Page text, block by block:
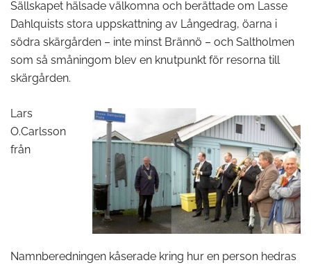
Sällskapet hälsade välkomna och berättade om Lasse
Dahlquists stora uppskattning av Långedrag, öarna i
södra skärgården – inte minst Brännö – och Saltholmen
som så småningom blev en knutpunkt för resorna till
skärgården.
Lars
O.Carlsson
från
Namnberedningen kåserade kring hur en person hedras